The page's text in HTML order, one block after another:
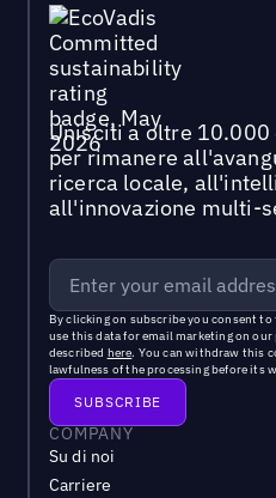
Unisciti a oltre
per rimanere
ricerca locale,
all'innovazione multi-
By clicking on subscribe you consent to
use this data for email marketing on
described here. You can withdraw this
lawfulness of the processing before its
COMPANY
Su di noi
Carriere